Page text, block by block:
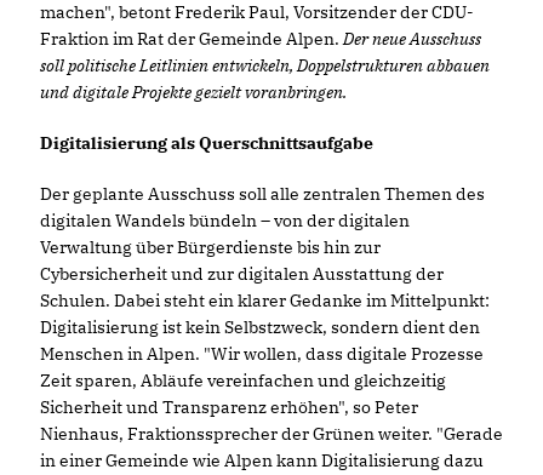
machen", betont Frederik Paul, Vorsitzender der CDU-
Fraktion im Rat der Gemeinde Alpen.Der neue Ausschuss
soll politische Leitlinien entwickeln, Doppelstrukturen abbauen
und digitale Projekte gezielt voranbringen.
Digitalisierung als Querschnittsaufgabe
Der geplante Ausschuss soll alle zentralen Themen des
digitalen Wandels bündeln – von der digitalen
Verwaltung über Bürgerdienste bis hin zur
Cybersicherheit und zur digitalen Ausstattung der
Schulen. Dabei steht ein klarer Gedanke im Mittelpunkt:
Digitalisierung ist kein Selbstzweck, sondern dient den
Menschen in Alpen. "Wir wollen, dass digitale Prozesse
Zeit sparen, Abläufe vereinfachen und gleichzeitig
Sicherheit und Transparenz erhöhen", so Peter
Nienhaus, Fraktionssprecher der Grünen weiter. "Gerade
in einer Gemeinde wie Alpen kann Digitalisierung dazu